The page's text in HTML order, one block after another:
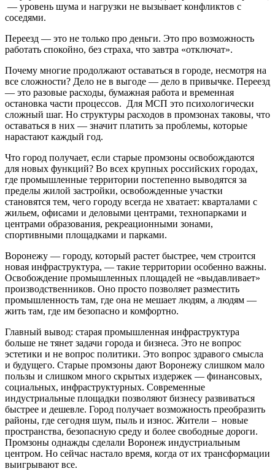
— уровень шума и нагрузки не вызывает конфликтов с
соседями.
Переезд — это не только про деньги. Это про возможность
работать спокойно, без страха, что завтра «отключат».
Почему многие продолжают оставаться в городе, несмотря на
все сложности? Дело не в выгоде — дело в привычке. Переезд
— это разовые расходы, бумажная работа и временная
остановка части процессов. Для МСП это психологически
сложный шаг. Но структуры расходов в промзонах таковы, что
оставаться в них — значит платить за проблемы, которые
нарастают каждый год.
Что город получает, если старые промзоны освобождаются
для новых функций? Во всех крупных российских городах,
где промышленные территории постепенно выводятся за
пределы жилой застройки, освобожденные участки
становятся тем, чего городу всегда не хватает: кварталами с
жильем, офисами и деловыми центрами, технопарками и
центрами образования, рекреационными зонами,
спортивными площадками и парками.
Воронежу — городу, который растет быстрее, чем строится
новая инфраструктура, — такие территории особенно важны.
Освобождение промышленных площадей не «выдавливает»
производственников. Оно просто позволяет разместить
промышленность там, где она не мешает людям, а людям —
жить там, где им безопасно и комфортно.
Главный вывод: старая промышленная инфраструктура
больше не тянет задачи города и бизнеса. Это не вопрос
эстетики и не вопрос политики. Это вопрос здравого смысла
и будущего. Старые промзоны дают Воронежу слишком мало
пользы и слишком много скрытых издержек — финансовых,
социальных, инфраструктурных. Современные
индустриальные площадки позволяют бизнесу развиваться
быстрее и дешевле. Город получает возможность преобразить
районы, где сегодня шум, пыль и износ. Жители – новые
пространства, безопасную среду и более свободные дороги.
Промзоны однажды сделали Воронеж индустриальным
центром. Но сейчас настало время, когда от их трансформации
выигрывают все.